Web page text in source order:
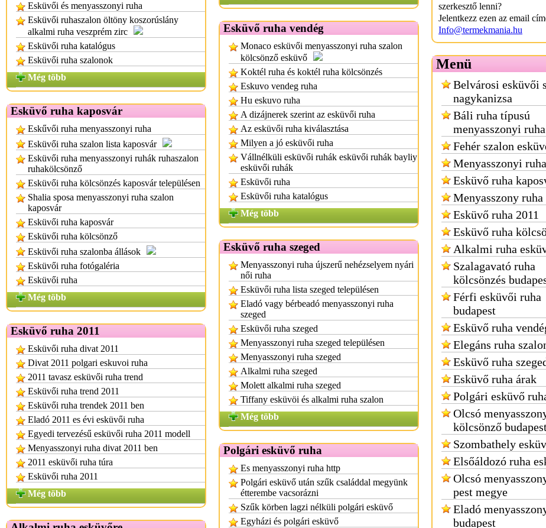
Esküvői és menyasszonyi ruha
Esküvői ruhaszalon öltöny koszorúslány
alkalmi ruha veszprém zirc
Esküvői ruha katalógus
Esküvői ruha szalonok
Még több
Esküvő ruha kaposvár
Eskűvői ruha menyasszonyi ruha
Esküvői ruha szalon lista kaposvár
Esküvői ruha menyasszonyi ruhák ruhaszalon
ruhakölcsönző
Esküvői ruha kölcsönzés kaposvár településen
Shalia sposa menyasszonyi ruha szalon
kaposvár
Esküvői ruha kaposvár
Esküvői ruha kölcsönző
Esküvői ruha szalonba állások
Esküvői ruha fotógaléria
Esküvői ruha
Még több
Esküvő ruha 2011
Esküvői ruha divat 2011
Divat 2011 polgari eskuvoi ruha
2011 tavasz esküvői ruha trend
Esküvői ruha trend 2011
Esküvői ruha trendek 2011 ben
Eladó 2011 es évi esküvői ruha
Egyedi tervezésű esküvői ruha 2011 modell
Menyasszonyi ruha divat 2011 ben
2011 esküvői ruha túra
Esküvői ruha 2011
Még több
Esküvő ruha vendég
Monaco esküvői menyasszonyi ruha szalon
kölcsönző esküvő
Koktél ruha és koktél ruha kölcsönzés
Eskuvo vendeg ruha
Hu eskuvo ruha
A dizájnerek szerint az esküvői ruha
Az esküvői ruha kiválasztása
Milyen a jó esküvői ruha
Vállnélküli esküvői ruhák esküvői ruhák bayliy
esküvői ruhák
Esküvői ruha
Esküvői ruha katalógus
Még több
Esküvő ruha szeged
Menyasszonyi ruha újszerű nehézselyem nyári
női ruha
Esküvői ruha lista szeged településen
Eladó vagy bérbeadó menyasszonyi ruha
szeged
Esküvői ruha szeged
Menyasszonyi ruha szeged településen
Menyasszonyi ruha szeged
Alkalmi ruha szeged
Molett alkalmi ruha szeged
Tiffany esküvöi és alkalmi ruha szalon
Még több
Polgári esküvő ruha
Es menyasszonyi ruha http
Polgári esküvő után szűk családdal megyünk
étterembe vacsorázni
Szűk körben lagzi nélküli polgári esküvő
Egyházi és polgári esküvő
szerkesztő lenni?
Jelentkezz ezen az email
Info@termekmania.hu
Menü
Belvárosi esküvői
nagykanizsa
Báli ruha típusú
menyasszonyi ruha
Fehér szalon
Menyasszonyi
Esküvő ruha
Menyasszony ruha
Esküvő ruha 2011
Esküvő ruha
Alkalmi ruha
Szalagavató ruha
kölcsönzés
Férfi esküvői ruha
budapest
Esküvő ruha
Elegáns ruha
Esküvő ruha
Esküvő ruha árak
Polgári esküvő
Olcsó
kölcsönző
Szombathely
Elsőáldozó ruha
Olcsó
pest megye
Eladó
budapest